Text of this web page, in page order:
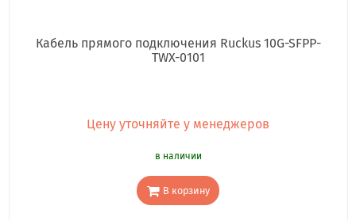
Кабель прямого подключения Ruckus 10G-SFPP-
TWX-0101
Цену уточняйте у менеджеров
в наличии
В корзину